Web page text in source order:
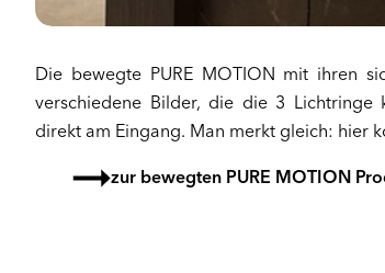
Die bewegte PURE MOTION mit ihren
verschiedene Bilder, die die 3 Lichtringe
direkt am Eingang. Man merkt gleich: hier
zur bewegten PURE MOTION